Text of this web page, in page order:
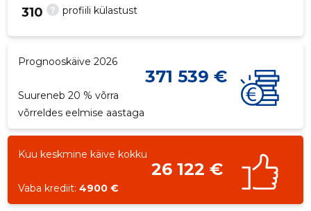
? profiili külastust
310
Prognooskäive 2026
371 539 €
Suureneb 20 % võrra
võrreldes eelmise aastaga
Kuu keskmine käive kokku
26 122 €
Vaba krediit:4900 €